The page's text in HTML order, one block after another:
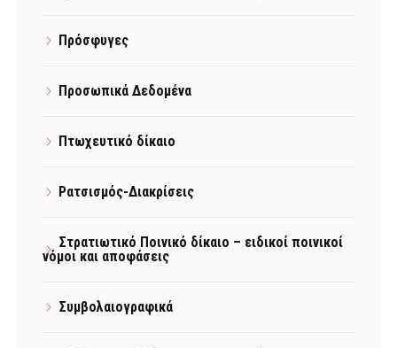
Πρόσφυγες
Προσωπικά Δεδομένα
Πτωχευτικό δίκαιο
Ρατσισμός-Διακρίσεις
Στρατιωτικό Ποινικό δίκαιο – ειδικοί ποινικοί
νόμοι και αποφάσεις
Συμβολαιογραφικά